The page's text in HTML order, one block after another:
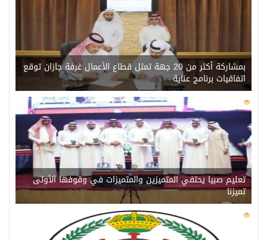
بمشاركة أكثر من 20 جهة تمثل قطاع الأعمال غرفة جازان توقع
اتفاقيات برنامج عناية
219
تعليم صبيا يحتفي المتميزين والمتميزات في وقوفها الأولى
تميزنا
214